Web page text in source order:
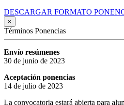
DESCARGAR FORMATO
×
Términos Ponencias
Envío resúmenes
30 de junio de 2023
Aceptación ponencias
14 de julio de 2023
La convocatoria estará abierta para